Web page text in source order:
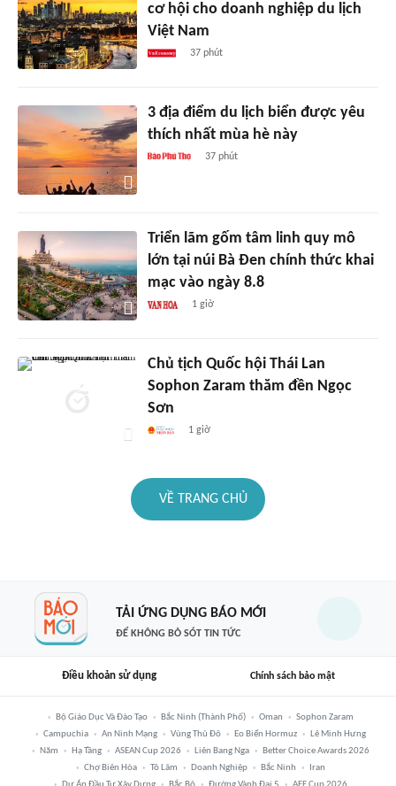
cơ hội cho doanh nghiệp du lịch
Việt Nam
37 phút
3 địa điểm du lịch biển được yêu
thích nhất mùa hè này
37 phút
Triển lãm gốm tâm linh quy mô
lớn tại núi Bà Đen chính thức khai
mạc vào ngày 8.8
1 giờ
Chủ tịch Quốc hội Thái Lan
Sophon Zaram thăm đền Ngọc
Sơn
1 giờ
VỀ TRANG CHỦ
TẢI ỨNG DỤNG BÁO MỚI
ĐỂ KHÔNG BỎ SÓT TIN TỨC
Điều khoản sử dụng Chính sách bảo mật
Bộ Giáo Dục Và Đào Tạo Bắc Ninh (thành Phố) Oman
Sophon Zaram
Campuchia
An Ninh Mạng Vùng Thủ Đô Eo Biển Hormuz
Lê Minh Hưng
Năm
Hạ Tầng ASEAN Cup 2026 Liên Bang Nga
Better Choice Awards 2026
Chợ Biên Hòa
Tô Lâm Doanh Nghiệp Bắc Ninh
Iran